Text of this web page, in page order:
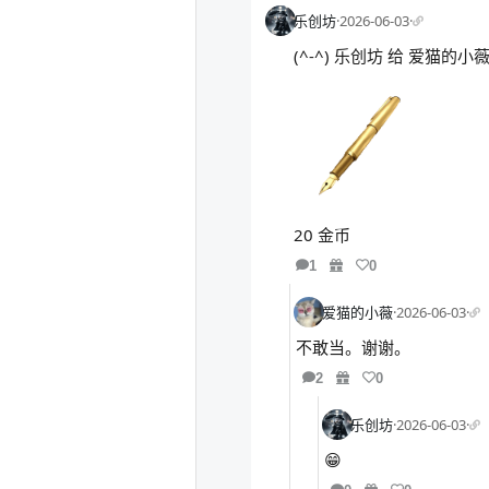
乐创坊·2026-06-03·
(^-^) 乐创坊 给 爱猫的小薇
20 金币
1 0
爱猫的小薇·2026-06-03·
不敢当。谢谢。
2 0
乐创坊·2026-06-03·
😁